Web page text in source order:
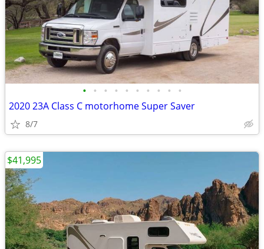
• • • • • • • • • •
2020 23A Class C motorhome Super Saver
8/7
$41,995